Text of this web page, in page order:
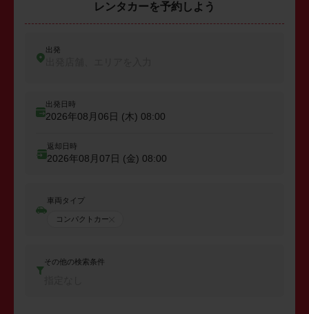
レンタカーを予約しよう
出発
出発日時
2026年08月06日 (木) 08:00
返却日時
2026年08月07日 (金) 08:00
車両タイプ
コンパクトカー
その他の検索条件